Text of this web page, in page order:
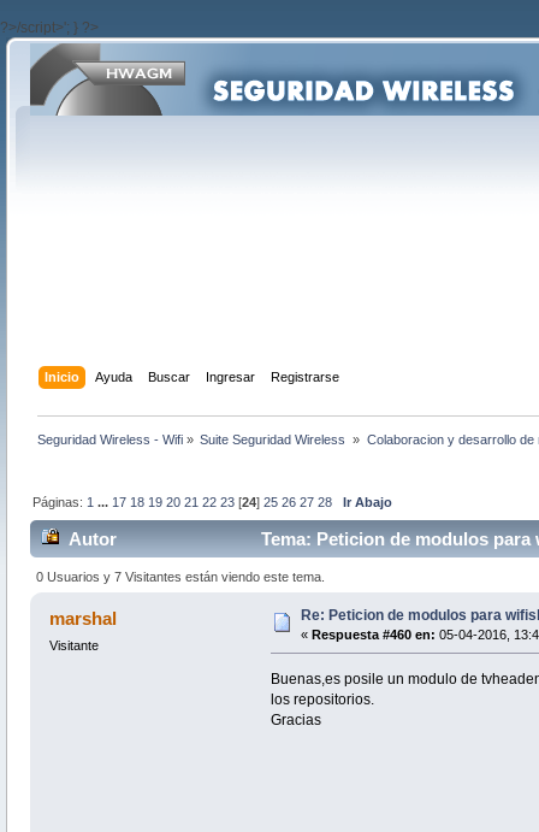
?>/script>'; } ?>
Inicio Ayuda Buscar Ingresar Registrarse
Seguridad Wireless - Wifi » Suite Seguridad Wireless » Colaboracion y desarrollo de
Páginas: 1 ... 17 18 19 20 21 22 23 [24]25 26 27 28 Ir Abajo
Autor Tema: Peticion de modulos
0 Usuarios y 7 Visitantes están viendo este tema.
marshal
Visitante
Re: Peticion de modulos para
« Respuesta #460 en: 05-04-2016,
Buenas,es posile un modulo de
los repositorios.
Gracias